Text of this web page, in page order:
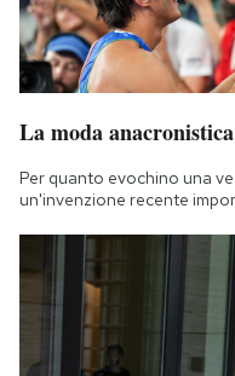
La moda
Per quanto evochino una
un'invenzione recente